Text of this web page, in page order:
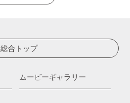
総合トップ
ムービーギャラリー